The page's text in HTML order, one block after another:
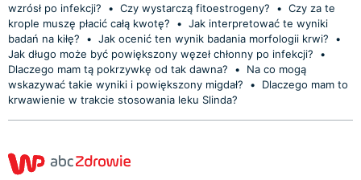
wzrósł po infekcji?
• Czy wystarczą fitoestrogeny? • Czy za te
krople muszę płacić całą kwotę?
• Jak interpretować te wyniki
badań na kiłę?
• Jak ocenić ten wynik badania morfologii krwi?
•
Jak długo może być powiększony węzeł chłonny po infekcji?
•
Dlaczego mam tą pokrzywkę od tak dawna?
•
Na co mogą
wskazywać takie wyniki i powiększony migdał?
•
Dlaczego mam to
krwawienie w trakcie stosowania leku Slinda?